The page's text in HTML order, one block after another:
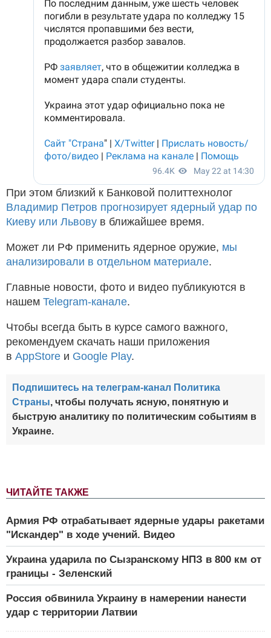
ЧИТАЙТЕ ТАКЖЕ
Армия РФ отрабатывает ядерные удары ракетами
"Искандер" в ходе учений. Видео
Украина ударила по Сызранскому НПЗ в 800 км от
границы - Зеленский
Россия обвинила Украину в намерении нанести
удар с территории Латвии
При этом близкий к Банковой политтехнолог
Владимир Петров прогнозирует ядерный удар по
Киеву или Львову в ближайшее время.
Может ли РФ применить ядерное оружие, мы
анализировали в отдельном материале.
Главные новости, фото и видео публикуются в
нашем Telegram-канале.
Чтобы всегда быть в курсе самого важного,
рекомендуем скачать наши приложения
в AppStore и Google Play.
Подпишитесь на телеграм-канал Политика
Страны, чтобы получать ясную, понятную и
быструю аналитику по политическим событиям в
Украине.